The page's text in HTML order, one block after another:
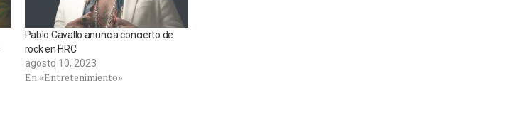
Pablo Cavallo anuncia concierto de
rock en HRC
agosto 10, 2023
En «Entretenimiento»